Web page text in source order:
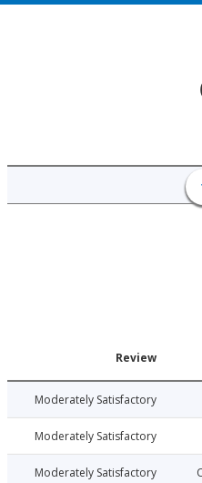
Moderately Satisfactory
09-13
Moderately Satisfactory
09-13
Moderately Satisfactory
09-13